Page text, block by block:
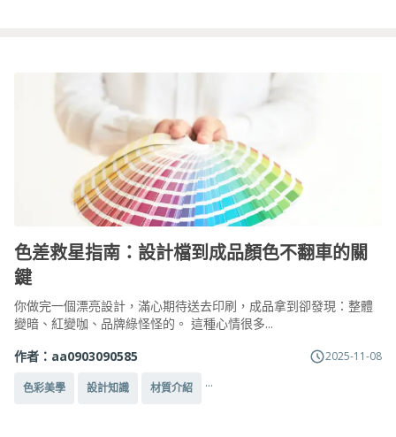
色差救星指南：設計檔到成品顏色不翻車的關
鍵
你做完一個漂亮設計，滿心期待送去印刷，成品拿到卻發現：整體
變暗、紅變咖、品牌綠怪怪的。 這種心情很多...
作者： aa0903090585 2025-11-08
色彩美學 設計知識 材質介紹 ...